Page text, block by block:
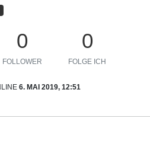
0
FOLLOWER
0
FOLGE ICH
6. MAI 2019, 12:51